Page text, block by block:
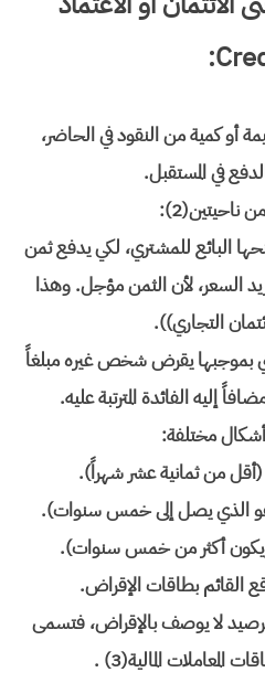
أو كمية من النقود في الحاضر،
في المستقبل.
ناحيتين(2):
البائع للمشتري، لكي يدفع ثمن
السعر، لأن الثمن مؤجل. وهذا
التجاري)).
بموجبها يقرض شخص غيره مبلغاً
إليه الفائدة المترتبة عليه.
أشكال مختلفة:
(أقل من ثمانية عشر شهراً).
الذي يصل إلى خمس سنوات).
أكثر من خمس سنوات).
القائم بطاقات الإقراض.
لا يوصف بالإقراض، فتسمى
المعاملات المالية(3) .